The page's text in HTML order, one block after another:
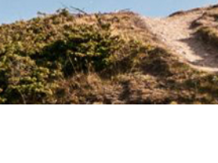
uvm.
Vorsorge,
und
von regem
und
Jeweils am
wir einen
allen wichtigen
vergangenen